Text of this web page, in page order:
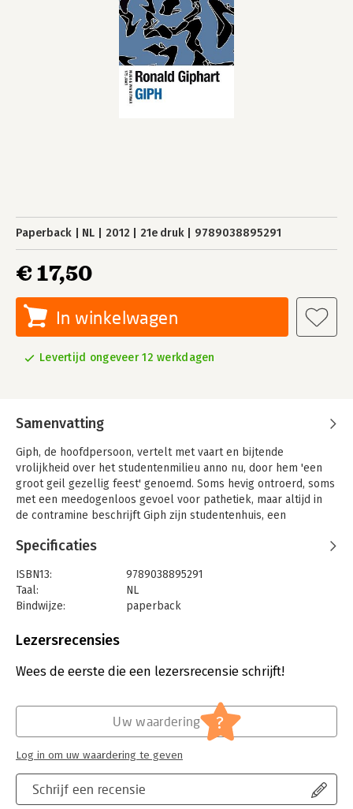
Paperback NL 2012 21e druk 9789038895291
€ 17,50
In winkelwagen
Levertijd ongeveer 12 werkdagen
Samenvatting
Giph, de hoofdpersoon, vertelt met vaart en bijtende
vrolijkheid over het studentenmilieu anno nu, door hem 'een
groot geil gezellig feest' genoemd. Soms hevig ontroerd, soms
met een meedogenloos gevoel voor pathetiek, maar altijd in
de contramine beschrijft Giph zijn studentenhuis, een
Nederlandse Toiletteren, het Volksmuseum Limburg, een
Deze uitgave maakt deel uit van een bijzondere reeks naar
aanleiding van het 175-jarig bestaan van Nijgh & Van Ditmar,
fonds zijn opgenomen. De omslagen zijn gemaakt door
Specificaties
ISBN13:
9789038895291
Taal:
NL
Bindwijze:
paperback
Uitgever:
Verschijningsdatum:
8-6-2012
Literatuur en romans
Lezersrecensies
Wees de eerste die een lezersrecensie schrijft!
Schrijf een recensie
Uw waardering ?
Log in om uw waardering te geven